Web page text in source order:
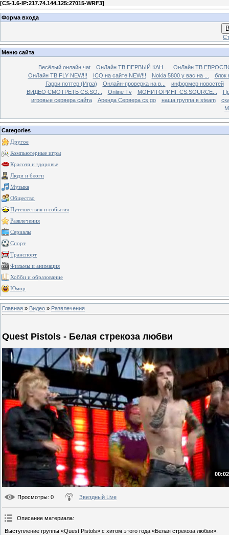
[CS-1.6-IP:217.74.144.125:27015-WRF3]
Форма входа
Меню сайта
Весёлый онлайн чаt ОнЛайн ТВ ПЕРВЫЙ КАН...
ОнЛайн ТВ
ОнЛайн ТВ FLY NEW!!!
ICQ на сайте NEW!!! Nokia 5800 у вас на ...
блок
Гарри поттер (Игра)
Онлайн-проверка на в...
информер новостей
ВИДЕО СМОТРЕТЬ CS:SO...
Online Tv МОНИТОРИНГ CS:SOURCE...
игровые сервера сайта
Аренда Сервера cs go наша группа в steam
Categories
Другое
Компьютерные игры
Красота и здоровье
Люди и блоги
Музыка
Общество
Путешествия и события
Развлечения
Сериалы
Спорт
Транспорт
Фильмы и анимация
Хобби и образование
Юмор
Главная » Видео » Развлечения
Quest Pistols - Белая стрекоза любви
Просмотры: 0 Звездный Live
Описание материала:
Выступление группы «Quest Pistols» с хитом этого года «Белая стрекоза любви».